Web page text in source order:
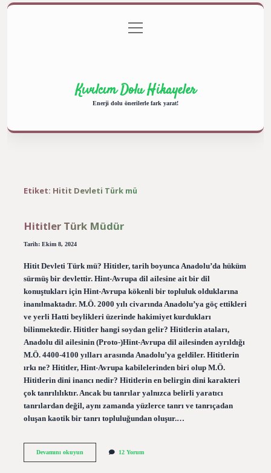
Gizlilik Politikası
menüyü
aç
Kıvılcım Dolu Hikayeler
Enerji dolu önerilerle fark yarat!
Etiket: Hitit Devleti Türk mü
Hititler Türk Müdür
Tarih: Ekim 8, 2024
Hitit Devleti Türk mü? Hititler, tarih boyunca Anadolu’da hüküm
sürmüş bir devlettir. Hint-Avrupa dil ailesine ait bir dil
konuştukları için Hint-Avrupa kökenli bir topluluk olduklarına
inanılmaktadır. M.Ö. 2000 yılı civarında Anadolu’ya göç ettikleri
ve yerli Hatti beylikleri üzerinde hakimiyet kurdukları
bilinmektedir. Hititler hangi soydan gelir? Hititlerin ataları,
Anadolu dil ailesinin (Proto-)Hint-Avrupa dil ailesinden ayrıldığı
M.Ö. 4400-4100 yılları arasında Anadolu’ya geldiler. Hititlerin
ırkı ne? Hititler, Hint-Avrupa kabilelerinden biri olup M.Ö.
Hititlerin dini inancı nedir? Hititlerin en belirgin dini karakteri
çok tanrılılıktır. Ancak bu tanrılar yalnızca belirli yaratıcı
tanrılardan değil, aynı zamanda yüzlerce tanrı ve tanrıçadan
oluşan kaotik bir tanrı topluluğundan oluşur.…
Devamını okuyunHititler
12 Yorum